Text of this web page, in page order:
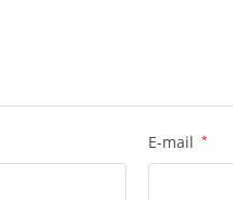
E-mail *